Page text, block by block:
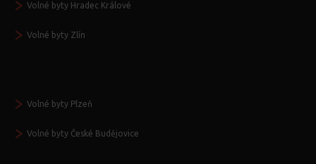
Volné byty Hradec Králové
Volné byty Zlín
Volné byty Plzeň
Volné byty České Budějovice